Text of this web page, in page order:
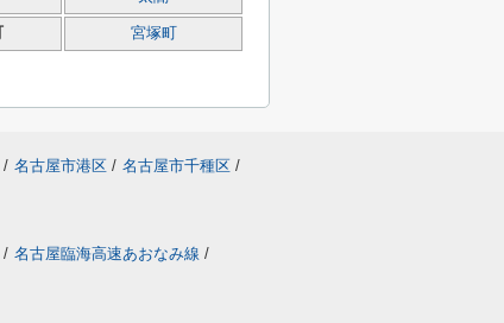
宮塚町
/ 名古屋市港区 / 名古屋市千種区 /
/ 名古屋臨海高速あおなみ線 /